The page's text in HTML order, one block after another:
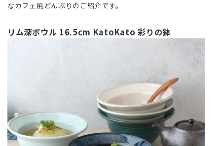
なカフェ風どんぶりのご紹介です。
リム深ボウル 16.5cm KatoKato 彩りの鉢